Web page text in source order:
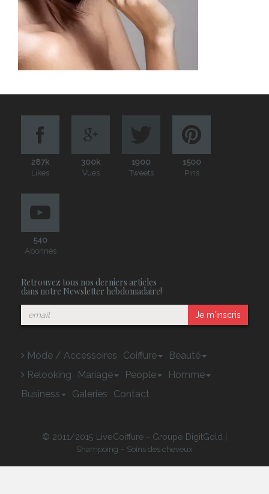
287k
Likes
300k
Vues
1900
Tweets
1500
Pins
540
Abonnés
Retrouvez tous nos derniers articles
dans notre Newsletter hebdomadaire!
Je m'inscris
Mode / Accessoires Coiffure
Beauté
Relooking
Mariage People
Homme
Business
Galeries Contact
© 2011/2015 LiveCoiffure - Groupe DigitGold |
Shampoing - Soins des cheveux